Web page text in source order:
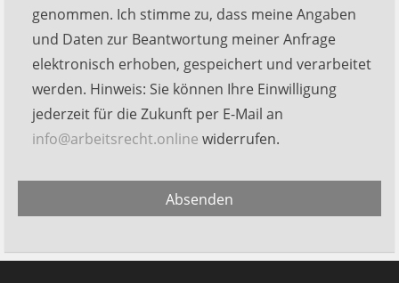
lasse
dieses
Feld
leer.
genommen. Ich stimme zu, dass meine Angaben
und Daten zur Beantwortung meiner Anfrage
elektronisch erhoben, gespeichert und verarbeitet
werden. Hinweis: Sie können Ihre Einwilligung
jederzeit für die Zukunft per E-Mail an
info@arbeitsrecht.online widerrufen.
Absenden